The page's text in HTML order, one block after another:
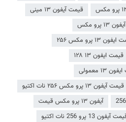
قیمت آیفون ۱۳ مینی
پرو مکس
۱۳ پرو مکس ۲۵۶
قیمت ایفون ۱۳ ۱۲۸
۱۳ معمولی
قیمت آیفون ۱۳ پرو مکس ۲۵۶ نات اکتیو
آیفون ۱۳ پرو مکس قیمت
آیفون 13 پرو 256 نات اکتیو